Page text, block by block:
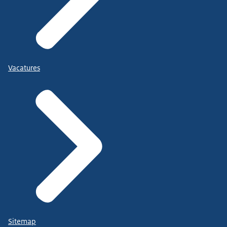
Vacatures
Sitemap